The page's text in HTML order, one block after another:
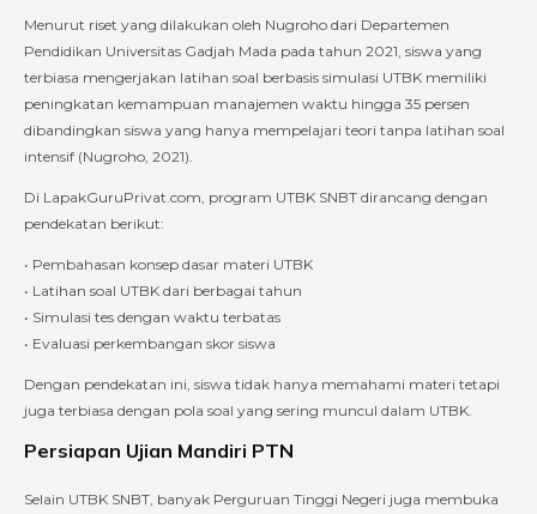
Menurut riset yang dilakukan oleh Nugroho dari Departemen
Pendidikan Universitas Gadjah Mada pada tahun 2021, siswa yang
terbiasa mengerjakan latihan soal berbasis simulasi UTBK memiliki
peningkatan kemampuan manajemen waktu hingga 35 persen
dibandingkan siswa yang hanya mempelajari teori tanpa latihan soal
intensif (Nugroho, 2021).
Di LapakGuruPrivat.com, program UTBK SNBT dirancang dengan
pendekatan berikut:
• Pembahasan konsep dasar materi UTBK
• Latihan soal UTBK dari berbagai tahun
• Simulasi tes dengan waktu terbatas
• Evaluasi perkembangan skor siswa
Dengan pendekatan ini, siswa tidak hanya memahami materi tetapi
juga terbiasa dengan pola soal yang sering muncul dalam UTBK.
Persiapan Ujian Mandiri PTN
Selain UTBK SNBT, banyak Perguruan Tinggi Negeri juga membuka